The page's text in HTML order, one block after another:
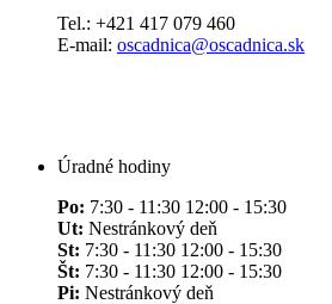
Tel.: +421 417 079 460
E-mail: oscadnica@oscadnica.sk
Úradné hodiny
Po: 7:30 - 11:30 12:00 - 15:30
Ut: Nestránkový deň
St: 7:30 - 11:30 12:00 - 15:30
Št: 7:30 - 11:30 12:00 - 15:30
Pi: Nestránkový deň